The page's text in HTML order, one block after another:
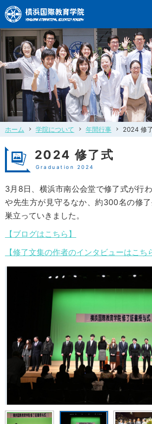
ホーム 学院について 年間行事 2024 修
2024 修了式
Graduation 2024
3月8日、横浜市南公会堂で修了式が行
や先生方が見守るなか、約300名の修
巣立っていきました。
【ブログはこちら】
【修了文集の作者のインタビューはこち